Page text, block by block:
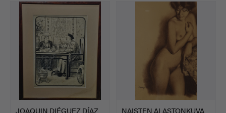
JOAQUIN DIÉGUEZ DÍAZ
NAISTEN ALASTONKUVA